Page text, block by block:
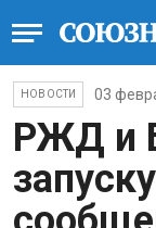
НОВОСТИ 03
РЖД и